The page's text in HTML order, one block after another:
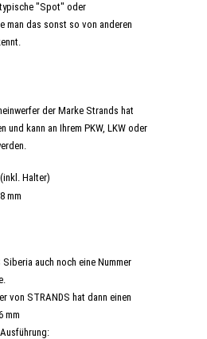
"Spot" oder
man das sonst so von anderen
der Marke Strands hat
und kann an Ihrem PKW, LKW oder
Halter)
mm
auch noch eine Nummer
von STRANDS hat dann einen
mm